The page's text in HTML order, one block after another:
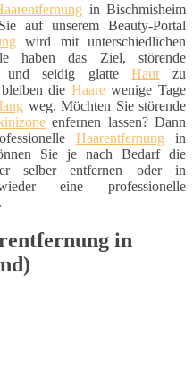
in Bischmisheim
auf unserem Beauty-Portal
wird mit unterschiedlichen
haben das Ziel, störende
und seidig glatteHaut zu
die Haarewenige Tage
lang weg. Möchten Sie störende
enfernen lassen? Dann
Haarentfernung in
Sie je nach Bedarf die
selber entfernen oder in
eine professionelle
in